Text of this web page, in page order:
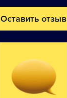
Оставить отзыв